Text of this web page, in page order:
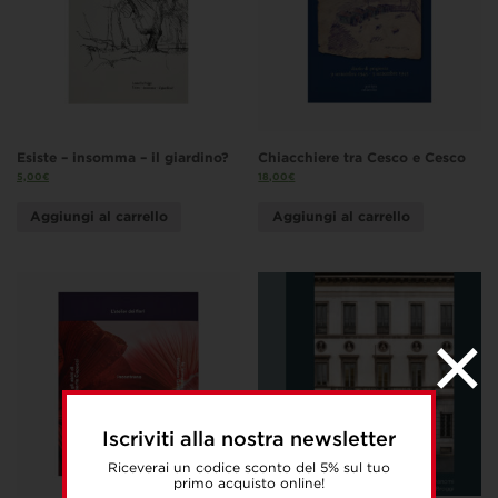
Iscriviti alla nostra newsletter
Riceverai un codice sconto del 5% sul tuo
primo acquisto online!
Esiste – insomma – il giardino?
5,00€
Aggiungi al carrello
Chiacchiere tra Cesco e Cesco
18,00€
Aggiungi al carrello